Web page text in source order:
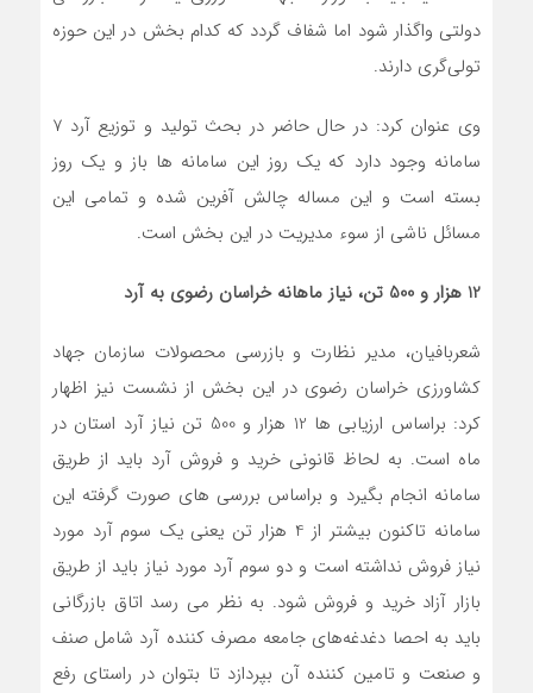
دولتی واگذار شود اما شفاف گردد که کدام بخش در این حوزه
تولی‌گری دارند.
وی عنوان کرد: در حال حاضر در بحث تولید و توزیع آرد 7
سامانه وجود دارد که یک روز این سامانه ها باز و یک روز
بسته است و این مساله چالش آفرین شده و تمامی این
مسائل ناشی از سوء مدیریت در این بخش است.
12 هزار و 500 تن، نیاز ماهانه خراسان رضوی به آرد
شعربافیان، مدیر نظارت و بازرسی محصولات سازمان جهاد
کشاورزی خراسان رضوی در این بخش از نشست نیز اظهار
کرد: براساس ارزیابی ها 12 هزار و 500 تن نیاز آرد استان در
ماه است. به لحاظ قانونی خرید و فروش آرد باید از طریق
سامانه انجام بگیرد و براساس بررسی های صورت گرفته این
سامانه تاکنون بیشتر از 4 هزار تن یعنی یک سوم آرد مورد
نیاز فروش نداشته است و دو سوم آرد مورد نیاز باید از طریق
بازار آزاد خرید و فروش شود. به نظر می رسد اتاق بازرگانی
باید به احصا دغدغه‌های جامعه مصرف کننده آرد شامل صنف
و صنعت و تامین کننده آن بپردازد تا بتوان در راستای رفع